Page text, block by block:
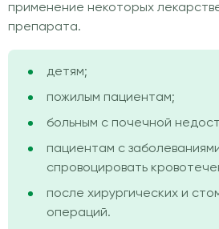
применение некоторых
препарата.
детям;
пожилым пациентам;
больным с почечной
пациентам с
спровоцировать
после хирургических и
операций.